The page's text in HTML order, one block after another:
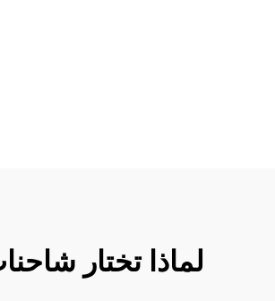
لماذا تختار